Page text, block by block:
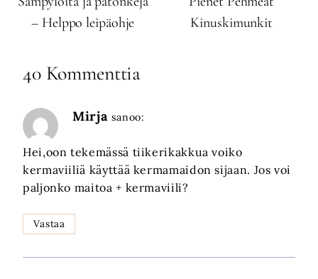
– Helppo leipäohje
Kinuskimunkit
40 Kommenttia
Mirja sanoo:
Hei,oon tekemässä tiikerikakkua voiko
kermaviiliä käyttää kermamaidon sijaan. Jos voi
paljonko maitoa + kermaviili?
Vastaa